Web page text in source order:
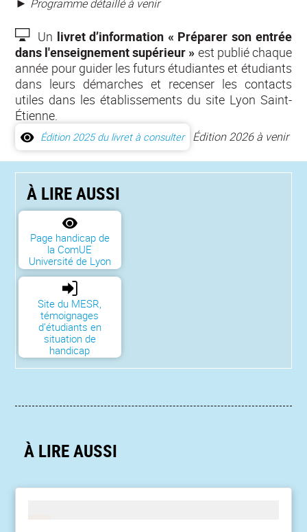
Programme détaillé à venir
Un livret d’information « Préparer son entrée
dans l'enseignement supérieur » est publié chaque
année pour guider les futurs étudiantes et étudiants
dans leurs démarches et recenser les contacts
utiles dans les établissements du site Lyon Saint-
Étienne.
Édition 2025 du livret à consulter Édition 2026 à venir
À LIRE AUSSI
À LIRE AUSSI
Page handicap de
la ComUE
Université de Lyon
Site du MESR,
témoignages
d’étudiants en
situation de
handicap